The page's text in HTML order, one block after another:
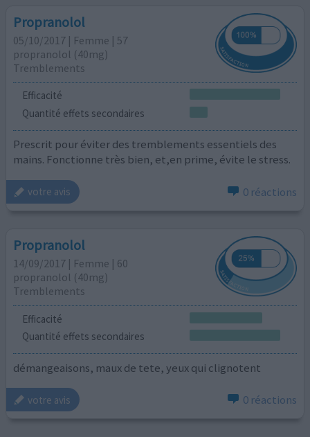
Propranolol
05/10/2017 | Femme | 57
propranolol (40mg)
Tremblements
Efficacité
Quantité effets secondaires
Prescrit pour éviter des tremblements essentiels des
mains. Fonctionne très bien, et,en prime, évite le stress.
votre avis 0 réactions
Propranolol
14/09/2017 | Femme | 60
propranolol (40mg)
Tremblements
Efficacité
Quantité effets secondaires
démangeaisons, maux de tete, yeux qui clignotent
votre avis 0 réactions